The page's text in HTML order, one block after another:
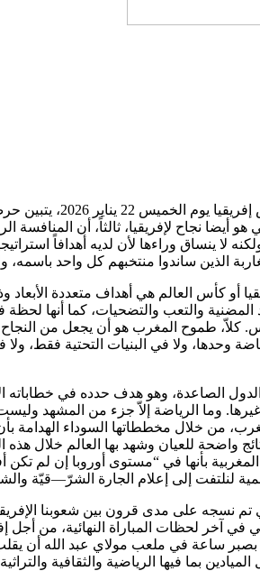
بقراءة مفردات
هو أيضا نجاح لإفريقيا، ثالثاً، أن
لا ينساق وراءها لأن لديه أهدافاً
الذين ساندوا منتخبهم كل واحد
أو كأس العالم هي أهداف متعددة
المضنية والتعب والتضحيات، كما أنها
طموح المغرب هو أن يجعل من النجاح
وحدها، ولا في البنيات التحتية
الصاعدة، وهو هدف حدده في خطاباته
وغيرها. وما الرياضة إلاّ جزء من
من خلال مخططاتها السوداء
واضحة للعيان وشهد بها العالم خلال هذه
بأنها في “مستوى أوروبا إن لم
لنلتفت إلى إعلام الجارة الشرّ—قيّة
نسجه على مدى قرون بين شعوبنا
آخر لحظات المباراة النهائية، من
بصبر ساعة في ملعب مولاي عبد الله أن
بما فيها الرياضية والثقافية